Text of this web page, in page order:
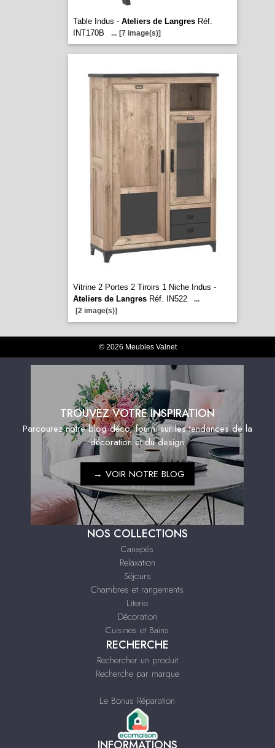
Table Indus - Ateliers de LangresRéf.
INT170B
... [7 image(s)]
Vitrine 2 Portes 2 Tiroirs 1 Niche Indus -
Ateliers de LangresRéf. IN522
...
[2 image(s)]
© 2026 Meubles Valnet
TROUVEZ VOTRE INSPIRATION
Parcourez notre blog déco, fourni sur les tendances de la
décoration et du design
→ VOIR NOTRE BLOG
NOS COLLECTIONS
Canapés
Relaxation
Séjours
Chambres et rangements
Literie
Décoration
Cuisines et Bains
RECHERCHE
Rechercher un produit
Recherche par marque
Le Bonus Réparation